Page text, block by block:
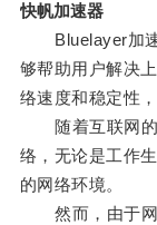
快帆加速器
Bluelayer加速
够帮助用户解决
络速度和稳定性
随着互联网的
络，无论是工作
的网络环境。
然而，由于网